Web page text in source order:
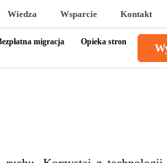
Wiedza Wsparcie Kontakt
migracja Opieka stron